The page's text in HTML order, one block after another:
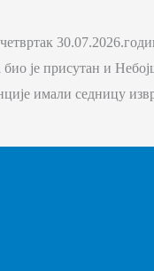
је присутан и
имали седницу